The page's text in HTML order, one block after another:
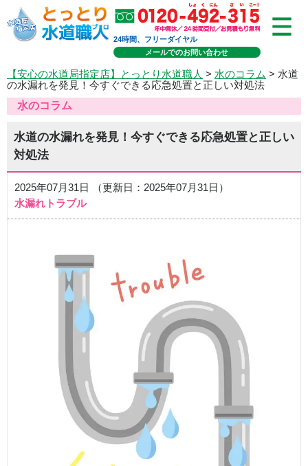
24時間、フリーダイヤル
メールでのお問い合わせ
【安心の水道局指定店】とっとり水道職人 > 水のコラム > 水道
の水漏れを発見！今すぐできる応急処置と正しい対処法
水のコラム
水道の水漏れを発見！今すぐできる応急処置と正しい
対処法
2025年07月31日 （更新日：2025年07月31日）
水漏れトラブル